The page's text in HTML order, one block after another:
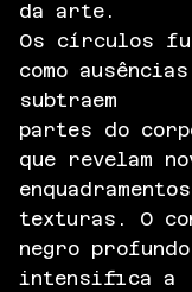
da arte.
Os círculos
como
subtraem
partes do
que revelam
texturas. O
negro
intensifica a